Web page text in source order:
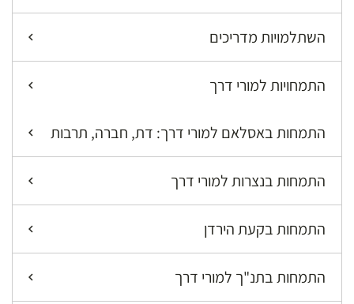
השתלמויות מדריכים
התמחויות למורי דרך
התמחות באסלאם למורי דרך: דת, חברה, תרבות
התמחות בנצרות למורי דרך
התמחות בקעת הירדן
התמחות בתנ"ך למורי דרך